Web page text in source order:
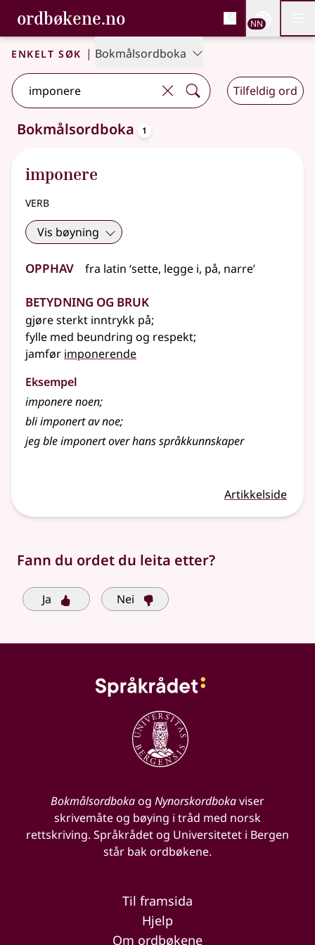
Gå til hovudinnhald
Tilgjenge
ordbøkene.no, Bokmålsordboka og
Bokmålsordboka og Nynorskordboka
NN
Enkelt søk | Bokmålsordboka
Tilfeldig ord
Eitt treff.Ytterlegare søkjeforslag tilgjengelege
Bokmålsordboka 1
imponere
verb
Vis bøyning
Opphav fra latin ‘sette, legge i, på, narre’
Betydning og bruk
gjøre sterkt inntrykk på;
fylle med beundring og respekt;
jamfør imponerende
Eksempel
imponerenoen;
bli imponert av noe;
jeg ble imponert over hans språkkunnskaper
Artikkelside
Fann du ordet du leita etter?
Ja Nei
Bokmålsordbokaog Nynorskordbokaviser
skrivemåte og bøying i tråd med norsk
rettskriving. Språkrådet og Universitetet i Bergen
står bak ordbøkene.
Til framsida
Hjelp
Om ordbøkene